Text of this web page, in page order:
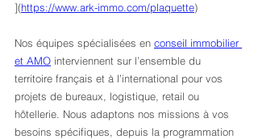
](https://www.ark-immo.com/plaquette)
Nos équipes spécialisées en conseil immobilier
et AMO interviennent sur l’ensemble du
territoire français et à l’international pour vos
projets de bureaux, logistique, retail ou
hôtellerie. Nous adaptons nos missions à vos
besoins spécifiques, depuis la programmation